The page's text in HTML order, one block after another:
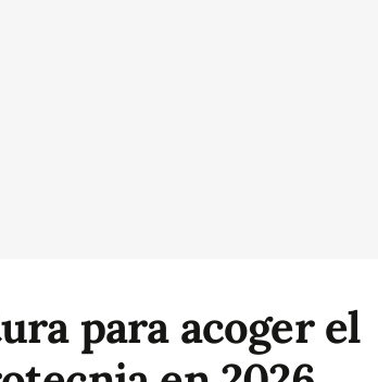
para acoger el